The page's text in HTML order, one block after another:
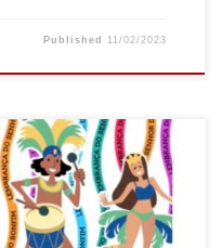
Published 11/02/2023
Μουσικοκινητικής Orff
Σάββατο 18/02/23 στις
Όθωνος Αμαλίας